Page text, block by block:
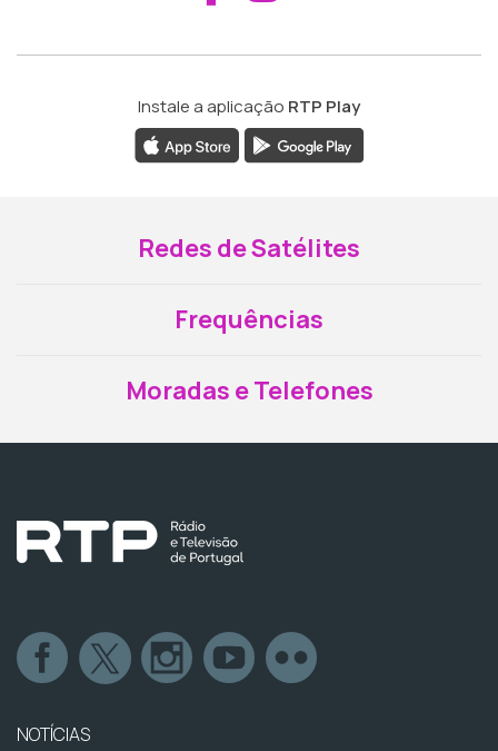
Instale a aplicação RTP Play
Redes de Satélites
Frequências
Moradas e Telefones
NOTÍCIAS